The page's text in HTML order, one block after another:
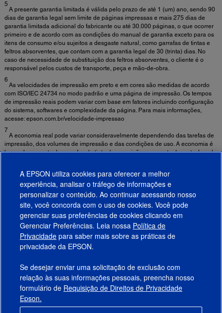
5
A presente garantia limitada é válida pelo prazo de até 1 (um) ano, sendo 90
dias de garantia legal sem limite de páginas impressas e mais 275 dias de
garantia limitada adicional do fabricante ou até 30.000 páginas, o que ocorrer
primeiro e de acordo com as condições do manual de garantia exceto para os
itens de consumo e/ou sujeitos a desgaste natural, como garrafas de tintas e
feltros absorventes, que contam com a garantia legal de 30 (trinta) dias. No
caso de necessidade de substituição dos feltros absorventes, o cliente é o
responsável pelos custos de transporte, peça e mão-de-obra.
6
As velocidades de impressão em preto e em cores são medidas de acordo
com ISO/IEC 24734 no modo padrão e uma página de impressão. Os tempos
de impressão reais podem variar com base em fatores incluindo configuração
do sistema, softwares e complexidade da página. Para mais informações,
acesse: epson.com.br/velocidade-impressao
7
A economia real pode variar consideravelmente dependendo das tarefas de
impressão, dos volumes de impressão e das condições de uso. A economia é
baseada no custo de garrafas de tinta de reposição e no custo de cartuchos de
usam cartuchos vendidas na América Latina, com funcionalidades e preços
similares a R$ 815 ou inferior, de acordo com as fontes de dados disponíveis
no mercado de junho de 2020.
Produtos
Suporte
Links Sugeridos
Empresa
A EPSON utiliza cookies para oferecer a melhor
experiência, analisar o tráfego de informações e
personalizar o conteúdo. Ao continuar acessando nosso
site, você concorda com o uso de cookies. Você pode
gerenciar suas preferências de cookies clicando em
Gerenciar Preferências. Leia nossa Política de
Privacidade para saber mais sobre as práticas de
privacidade da EPSON.
Se desejar enviar uma solicitação de exclusão com
relação às suas informações pessoais, preencha nosso
formulário de Requisição de Direitos de Privacidade
Epson.